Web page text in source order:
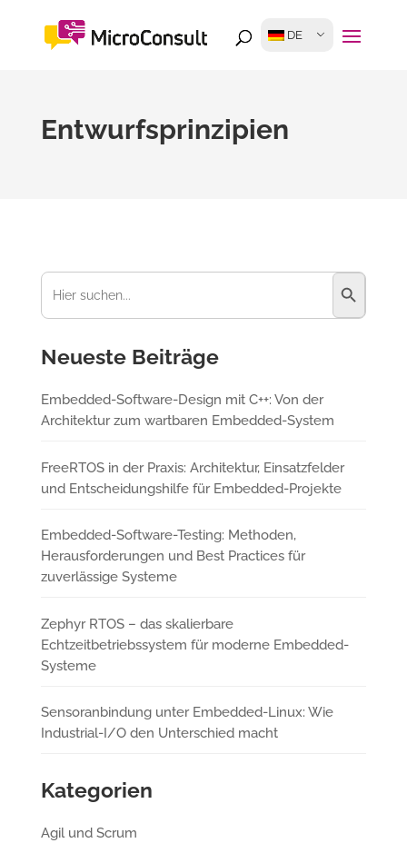
DE
Entwurfsprinzipien
Suchen
nach:
Neueste Beiträge
Embedded-Software-Design mit C++: Von der
Architektur zum wartbaren Embedded-System
FreeRTOS in der Praxis: Architektur, Einsatzfelder
und Entscheidungshilfe für Embedded-Projekte
Embedded-Software-Testing: Methoden,
Herausforderungen und Best Practices für
zuverlässige Systeme
Zephyr RTOS – das skalierbare
Echtzeitbetriebssystem für moderne Embedded-
Systeme
Sensoranbindung unter Embedded-Linux: Wie
Industrial-I/O den Unterschied macht
Kategorien
Agil und Scrum